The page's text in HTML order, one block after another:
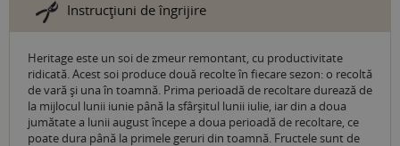
Instrucţiuni de îngrijire
Heritage este un soi de zmeur remontant, cu productivitate
ridicată. Acest soi produce două recolte în fiecare sezon: o recoltă
de vară şi una în toamnă. Prima perioadă de recoltare durează de
la mijlocul lunii iunie până la sfârşitul lunii iulie, iar din a doua
jumătate a lunii august începe a doua perioadă de recoltare, ce
poate dura până la primele geruri din toamnă. Fructele sunt de